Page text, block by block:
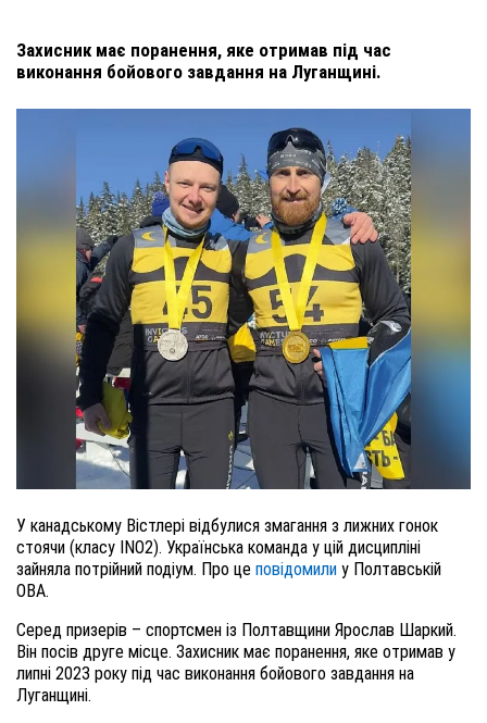
Захисник має поранення, яке отримав під час
виконання бойового завдання на Луганщині.
У канадському Вістлері відбулися змагання з лижних гонок
стоячи (класу INO2). Українська команда у цій дисципліні
зайняла потрійний подіум. Про це повідомили у Полтавській
ОВА.
Серед призерів – спортсмен із Полтавщини Ярослав Шаркий.
Він посів друге місце. Захисник має поранення, яке отримав у
липні 2023 року під час виконання бойового завдання на
Луганщині.